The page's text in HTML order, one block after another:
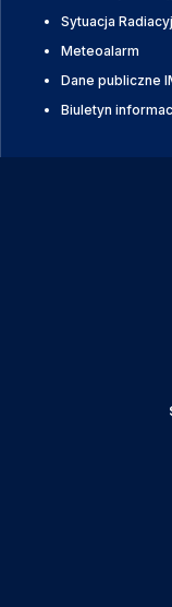
Sytuacja
Meteoalarm
Dane publiczne
Biuletyn